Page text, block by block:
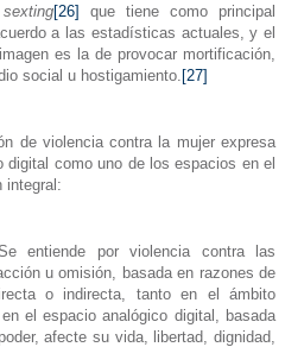
sexting[26]
que tiene como principal
a las estadísticas actuales, y el
es la de provocar mortificación,
social u hostigamiento. [27]
de violencia contra la mujer expresa
digital como uno de los espacios en el
integral:
entiende por violencia contra las
u omisión, basada en razones de
o indirecta, tanto en el ámbito
el espacio analógico digital, basada
afecte su vida, libertad, dignidad,